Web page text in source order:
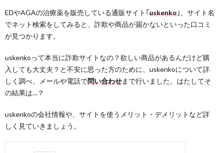
EDやAGAの治療薬を販売している通販サイト｢uskenko ｣。サイト名
でネット検索をしてみると、詐欺や商品が届かないといった口コミ
が見つかります。
uskenkoって本当に詐欺サイトなの？欲しい商品があるんだけど購
入しても大丈夫？と不安に思った方のために、uskenkoについて詳
しく調べ、メールや電話で問い合わせまで行いました。はたしてそ
の結果は…？
uskenkoの会社情報や、サイトを使うメリット・デメリットなど詳
しく見ていきましょう。